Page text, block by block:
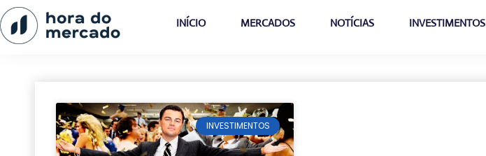
INÍCIO MERCADOS NOTÍCIAS INVESTIMENTOS
INVESTIMENTOS